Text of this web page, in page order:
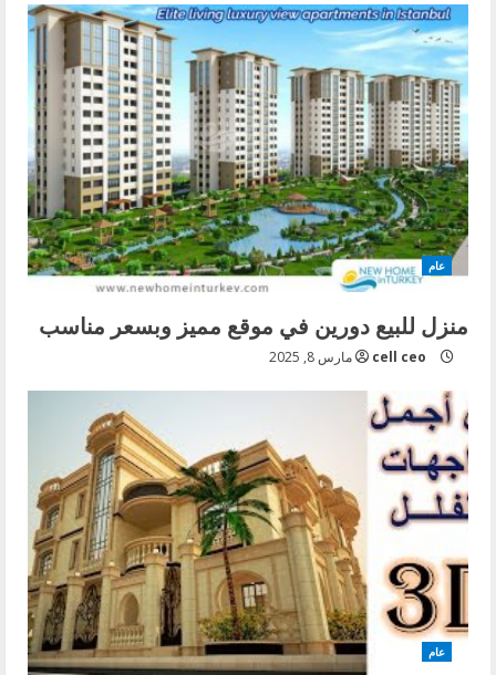
عام
منزل للبيع دورين في موقع مميز وبسعر مناسب
cell ceo مارس 8, 2025
عام